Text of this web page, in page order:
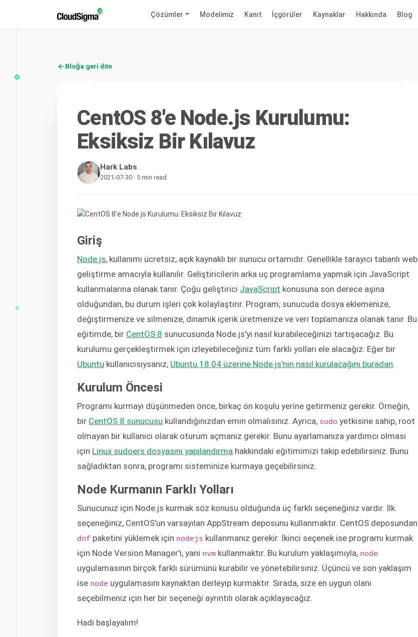
Çözümler Modelimiz Kanıt İçgörüler Kaynaklar Hakkında Blog
Bloğa geri dön
CentOS 8'e Node.js Kurulumu:
Eksiksiz Bir Kılavuz
Hark Labs
2021-07-30 · 5 min read
Giriş
Node.js, kullanımı ücretsiz, açık kaynaklı bir sunucu ortamıdır. Genellikle tarayıcı tabanlı web
geliştirme amacıyla kullanılır. Geliştiricilerin arka uç programlama yapmak için JavaScript
kullanmalarına olanak tanır. Çoğu geliştirici JavaScript konusuna son derece aşina
olduğundan, bu durum işleri çok kolaylaştırır. Program; sunucuda dosya eklemenize,
değiştirmenize ve silmenize, dinamik içerik üretmenize ve veri toplamanıza olanak tanır. Bu
eğitimde, bir CentOS 8 sunucusunda Node.js'yi nasıl kurabileceğinizi tartışacağız. Bu
kurulumu gerçekleştirmek için izleyebileceğiniz tüm farklı yolları ele alacağız. Eğer bir
Ubuntu kullanıcısıysanız, Ubuntu 18.04 üzerine Node.js'nin nasıl kurulacağını buradan
Kurulum Öncesi
Programı kurmayı düşünmeden önce, birkaç ön koşulu yerine getirmeniz gerekir. Örneğin,
bir CentOS 8 sunucusu kullandığınızdan emin olmalısınız. Ayrıca, sudo yetkisine sahip, root
olmayan bir kullanıcı olarak oturum açmanız gerekir. Bunu ayarlamanıza yardımcı olması
için Linux sudoers dosyasını yapılandırma hakkındaki eğitimimizi takip edebilirsiniz. Bunu
sağladıktan sonra, programı sisteminize kurmaya geçebilirsiniz.
Node Kurmanın Farklı Yolları
Sunucunuz için Node.js kurmak söz konusu olduğunda üç farklı seçeneğiniz vardır. İlk
seçeneğiniz, CentOS'un varsayılan AppStream deposunu kullanmaktır. CentOS deposundan
dnf paketini yüklemek için nodejs kullanmanız gerekir. İkinci seçenek ise programı kurmak
için Node Version Manager'ı, yani nvm kullanmaktır. Bu kurulum yaklaşımıyla, node
uygulamasının birçok farklı sürümünü kurabilir ve yönetebilirsiniz. Üçüncü ve son yaklaşım
ise node uygulamasını kaynaktan derleyip kurmaktır. Sırada, size en uygun olanı
seçebilmeniz için her bir seçeneği ayrıntılı olarak açıklayacağız.
Hadi başlayalım!